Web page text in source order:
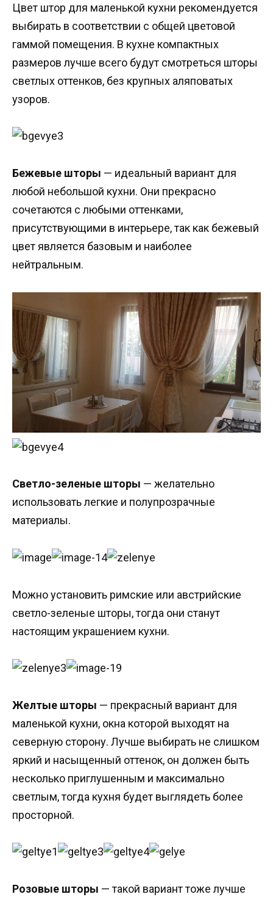
Цвет штор для маленькой кухни рекомендуется
выбирать в соответствии с общей цветовой
гаммой помещения. В кухне компактных
размеров лучше всего будут смотреться шторы
светлых оттенков, без крупных аляповатых
узоров.
Бежевые шторы — идеальный вариант для
любой небольшой кухни. Они прекрасно
сочетаются с любыми оттенками,
присутствующими в интерьере, так как бежевый
цвет является базовым и наиболее
нейтральным.
Светло-зеленые шторы — желательно
использовать легкие и полупрозрачные
материалы.
Можно установить римские или австрийские
светло-зеленые шторы, тогда они станут
настоящим украшением кухни.
Желтые шторы — прекрасный вариант для
маленькой кухни, окна которой выходят на
северную сторону. Лучше выбирать не слишком
яркий и насыщенный оттенок, он должен быть
несколько приглушенным и максимально
светлым, тогда кухня будет выглядеть более
просторной.
Розовые шторы — такой вариант тоже лучше